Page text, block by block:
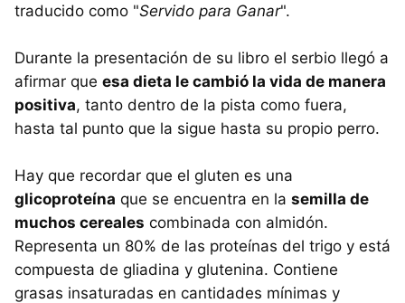
traducido como "Servido para Ganar".
Durante la presentación de su libro el serbio llegó a
afirmar que esa dieta le cambió la vida de manera
positiva, tanto dentro de la pista como fuera,
hasta tal punto que la sigue hasta su propio perro.
Hay que recordar que el gluten es una
glicoproteína que se encuentra en la semilla de
muchos cereales combinada con almidón.
Representa un 80% de las proteínas del trigo y está
compuesta de gliadina y glutenina. Contiene
grasas insaturadas en cantidades mínimas y